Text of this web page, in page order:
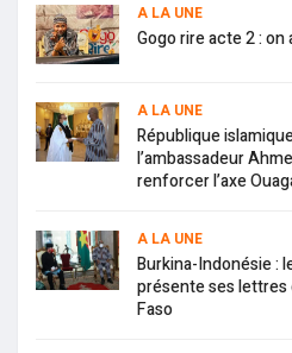
A LA UNE
Gogo rire acte 2 : on
A LA UNE
République
l’ambassadeur
renforcer l’axe
A LA UNE
Burkina-Indonésie :
présente ses
Faso